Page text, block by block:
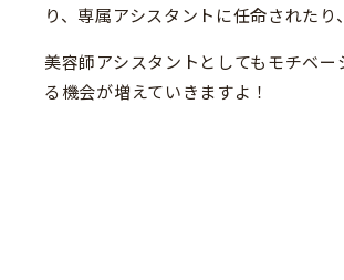
り、専属アシスタントに任命されたり、
美容師アシスタントとしてもモチベー
る機会が増えていきますよ！